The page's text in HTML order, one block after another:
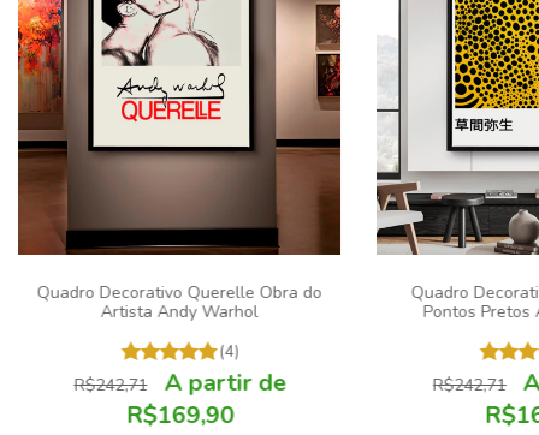
Quadro Decorativo Querelle Obra do
Artista Andy Warhol
(4)
R$242,71
R$169,90
Quadro
Pontos Pretos
R$242,71